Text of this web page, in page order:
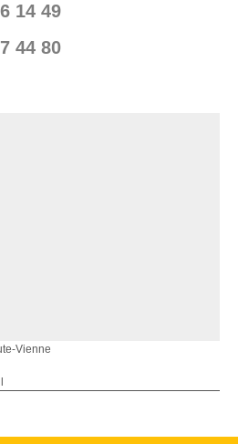
14 49
44 80
Vienne